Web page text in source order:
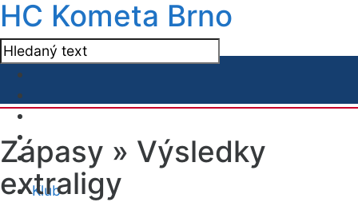
HC Kometa Brno
Klub
Zápasy » Výsledky
extraligy